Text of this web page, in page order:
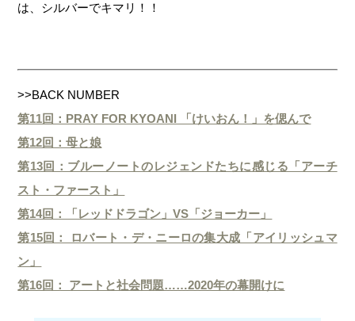
は、シルバーでキマリ！！
>>BACK NUMBER
第11回：PRAY FOR KYOANI 「けいおん！」を偲んで
第12回：母と娘
第13回：ブルーノートのレジェンドたちに感じる「アーチ
スト・ファースト」
第14回：「レッドドラゴン」VS「ジョーカー」
第15回： ロバート・デ・ニーロの集大成「アイリッシュマ
ン」
第16回： アートと社会問題……2020年の幕開けに